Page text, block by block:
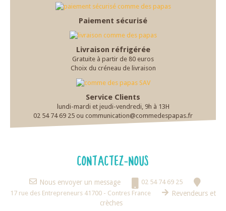
Paiement sécurisé
Livraison réfrigérée
Gratuite à partir de 80 euros
Choix du créneau de livraison
Service Clients
lundi-mardi et jeudi-vendredi, 9h à 13H
02 54 74 69 25 ou communication@commedespapas.fr
CONTACTEZ-NOUS
Nous envoyer un message
02 54 74 69 25
17 rue des Entrepreneurs 41700 - Contres France
Revendeurs et
crèches